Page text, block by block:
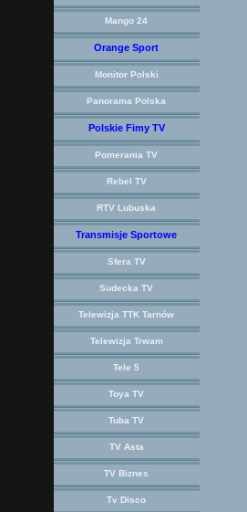
Mango 24
Orange Sport
Monitor Polski
Panorama Polska
Polskie Fimy TV
Pomerania TV
Rebel TV
RTV Lubuska
Transmisje Sportowe
Sfera TV
Sudecka TV
Telewizja TTK Tarnów
Telewizja Trwam
Tele 5
Toya TV
Tuba TV
TV Asta
TV Biznes
Tv Disco